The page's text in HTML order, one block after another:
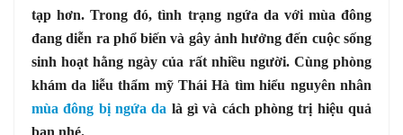
tạp hơn. Trong đó, tình trạng ngứa da với mùa đông
đang diễn ra phổ biến và gây ảnh hưởng đến cuộc sống
sinh hoạt hằng ngày của rất nhiều người. Cùng phòng
khám da liễu thẩm mỹ Thái Hà tìm hiểu nguyên nhân
mùa đông bị ngứa da là gì và cách phòng trị hiệu quả
bạn nhé.